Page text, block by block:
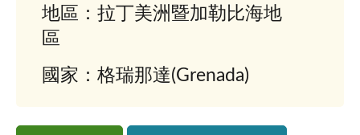
地區：拉丁美洲暨加勒比海地
區
國家：格瑞那達(Grenada)